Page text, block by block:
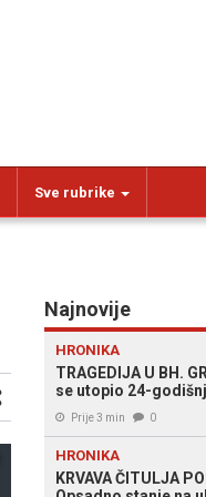
Sve rubrike
Najnovije
HRONIKA
TRAGEDIJA U BH.
se utopio 24-
Prije 3 min 0
HRONIKA
KRVAVA ČITULJA